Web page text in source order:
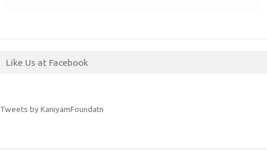
Like Us at Facebook
Tweets by KaniyamFoundatn